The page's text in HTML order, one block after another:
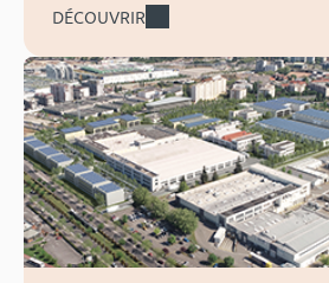
DÉCOUVRIR